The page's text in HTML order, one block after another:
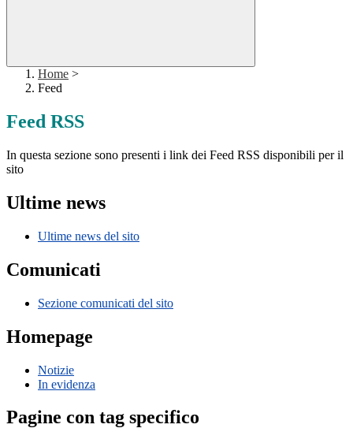
Home >
Feed
Feed RSS
In questa sezione sono presenti i link dei Feed RSS disponibili per il
sito
Ultime news
Ultime news del sito
Comunicati
Sezione comunicati del sito
Homepage
Notizie
In evidenza
Pagine con tag specifico